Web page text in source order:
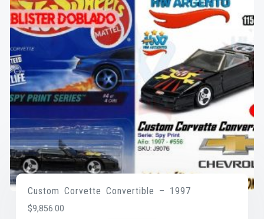
Custom Corvette Convertible – 1997
$9,856.00